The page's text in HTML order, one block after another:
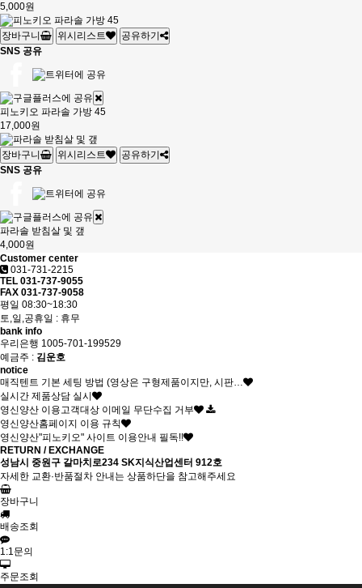
5,000원
장바구니 위시리스트
공유하기
SNS 공유
피노키오 파라솔 가방 45
17,000원
장바구니 위시리스트
공유하기
SNS 공유
파라솔 받침살 및 갶
4,000원
Customer center
031-731-2215
TEL 031-737-9055
FAX 031-737-9058
평일 08:30~18:30
토,일,공휴일 : 휴무
bank info
우리은행 1005-701-199529
예금주 : 김운호
notice
매직텐트 기본 세팅 방법 (영상은 구형제품이지만, 시판…
실시간 제품상담 실시
영신양산 이용고객대상 이메일 무단수집 거부
영신양산홈페이지 이용 규칙
영신양산"피노키오" 사이트 이용안내 필독!!
RETURN / EXCHANGE
성남시 중원구 갈마치로234 SK지식산업센터 912호
자세한 교환·반품절차 안내는 상품하단을 참고해주세요
장바구니
배송조회
1:1문의
주문조회